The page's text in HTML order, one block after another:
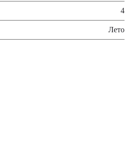
4
Лето